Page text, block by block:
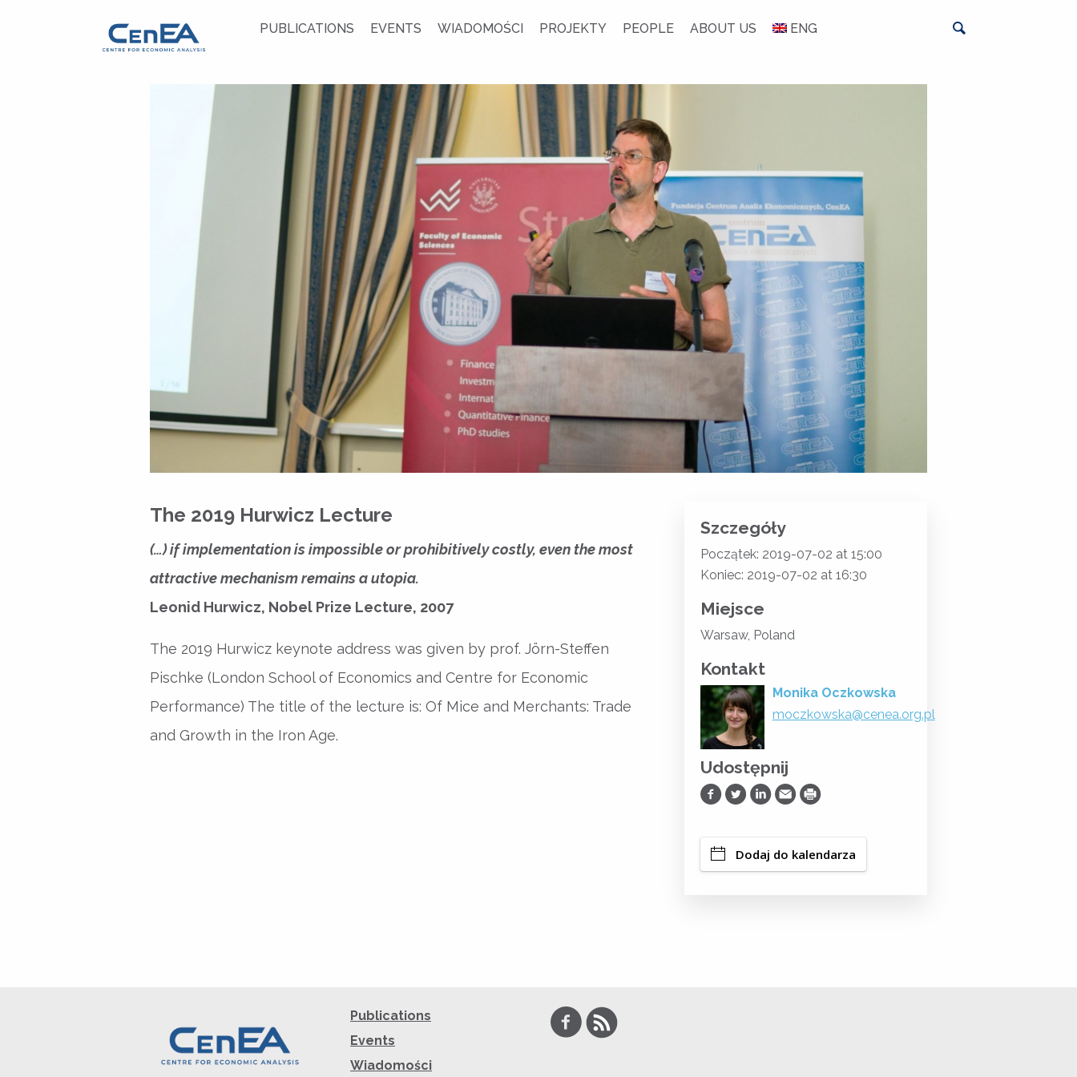
PUBLICATIONS EVENTS WIADOMOŚCI PROJEKTY PEOPLE ABOUT US ENG
The 2019 Hurwicz Lecture
(…) if implementation is impossible or prohibitively costly, even the most
attractive mechanism remains a utopia.
Leonid Hurwicz, Nobel Prize Lecture, 2007
The 2019 Hurwicz keynote address was given by prof. Jörn-Steffen
Pischke (London School of Economics and Centre for Economic
Performance) The title of the lecture is: Of Mice and Merchants: Trade
and Growth in the Iron Age.
Szczegóły
Początek: 2019-07-02 at 15:00
Koniec: 2019-07-02 at 16:30
Miejsce
Warsaw, Poland
Kontakt
Monika Oczkowska
moczkowska@cenea.org.pl
Udostępnij
Udostępnij na Facebooku
Udostępnij na Twitterze
Udostępnij na LinkedIn
Prześlij Emailem
Drukuj
Dodaj do kalendarza
Publications
Events
Wiadomości
Facebook
RSS